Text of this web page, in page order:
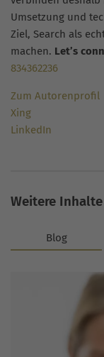
Umsetzung und
Ziel, Search als
machen. Let’s
834362236
Zum Autorenprofil
Xing
LinkedIn
Weitere Inhalte
Blog